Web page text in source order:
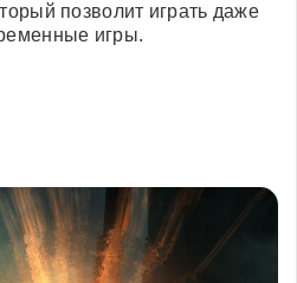
позволит играть даже
игры.